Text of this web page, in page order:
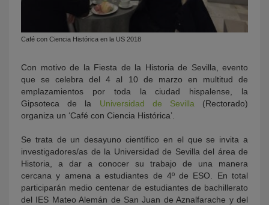
Café con Ciencia Histórica en la US 2018
Con motivo de la Fiesta de la Historia de Sevilla, evento
que se celebra del 4 al 10 de marzo en multitud de
emplazamientos por toda la ciudad hispalense, la
Gipsoteca de la Universidad de Sevilla (Rectorado)
organiza un ‘Café con Ciencia Histórica’.
Se trata de un desayuno científico en el que se invita a
investigadores/as de la Universidad de Sevilla del área de
Historia, a dar a conocer su trabajo de una manera
cercana y amena a estudiantes de 4º de ESO. En total
participarán medio centenar de estudiantes de bachillerato
del IES Mateo Alemán de San Juan de Aznalfarache y del